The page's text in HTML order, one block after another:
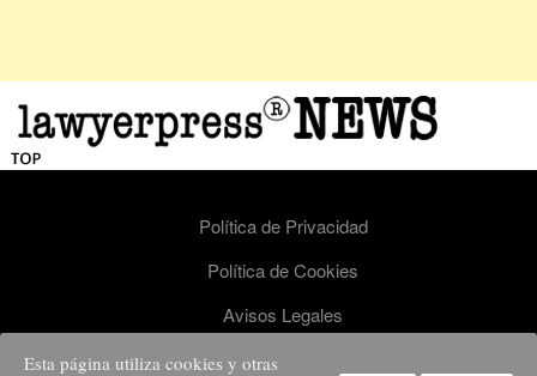
Política de Privacidad
Política de Cookies
Avisos Legales
Lawyerpress - todos los derechos reservados. Nº de registro ISSN 2659-9244.
Esta página utiliza cookies y otras